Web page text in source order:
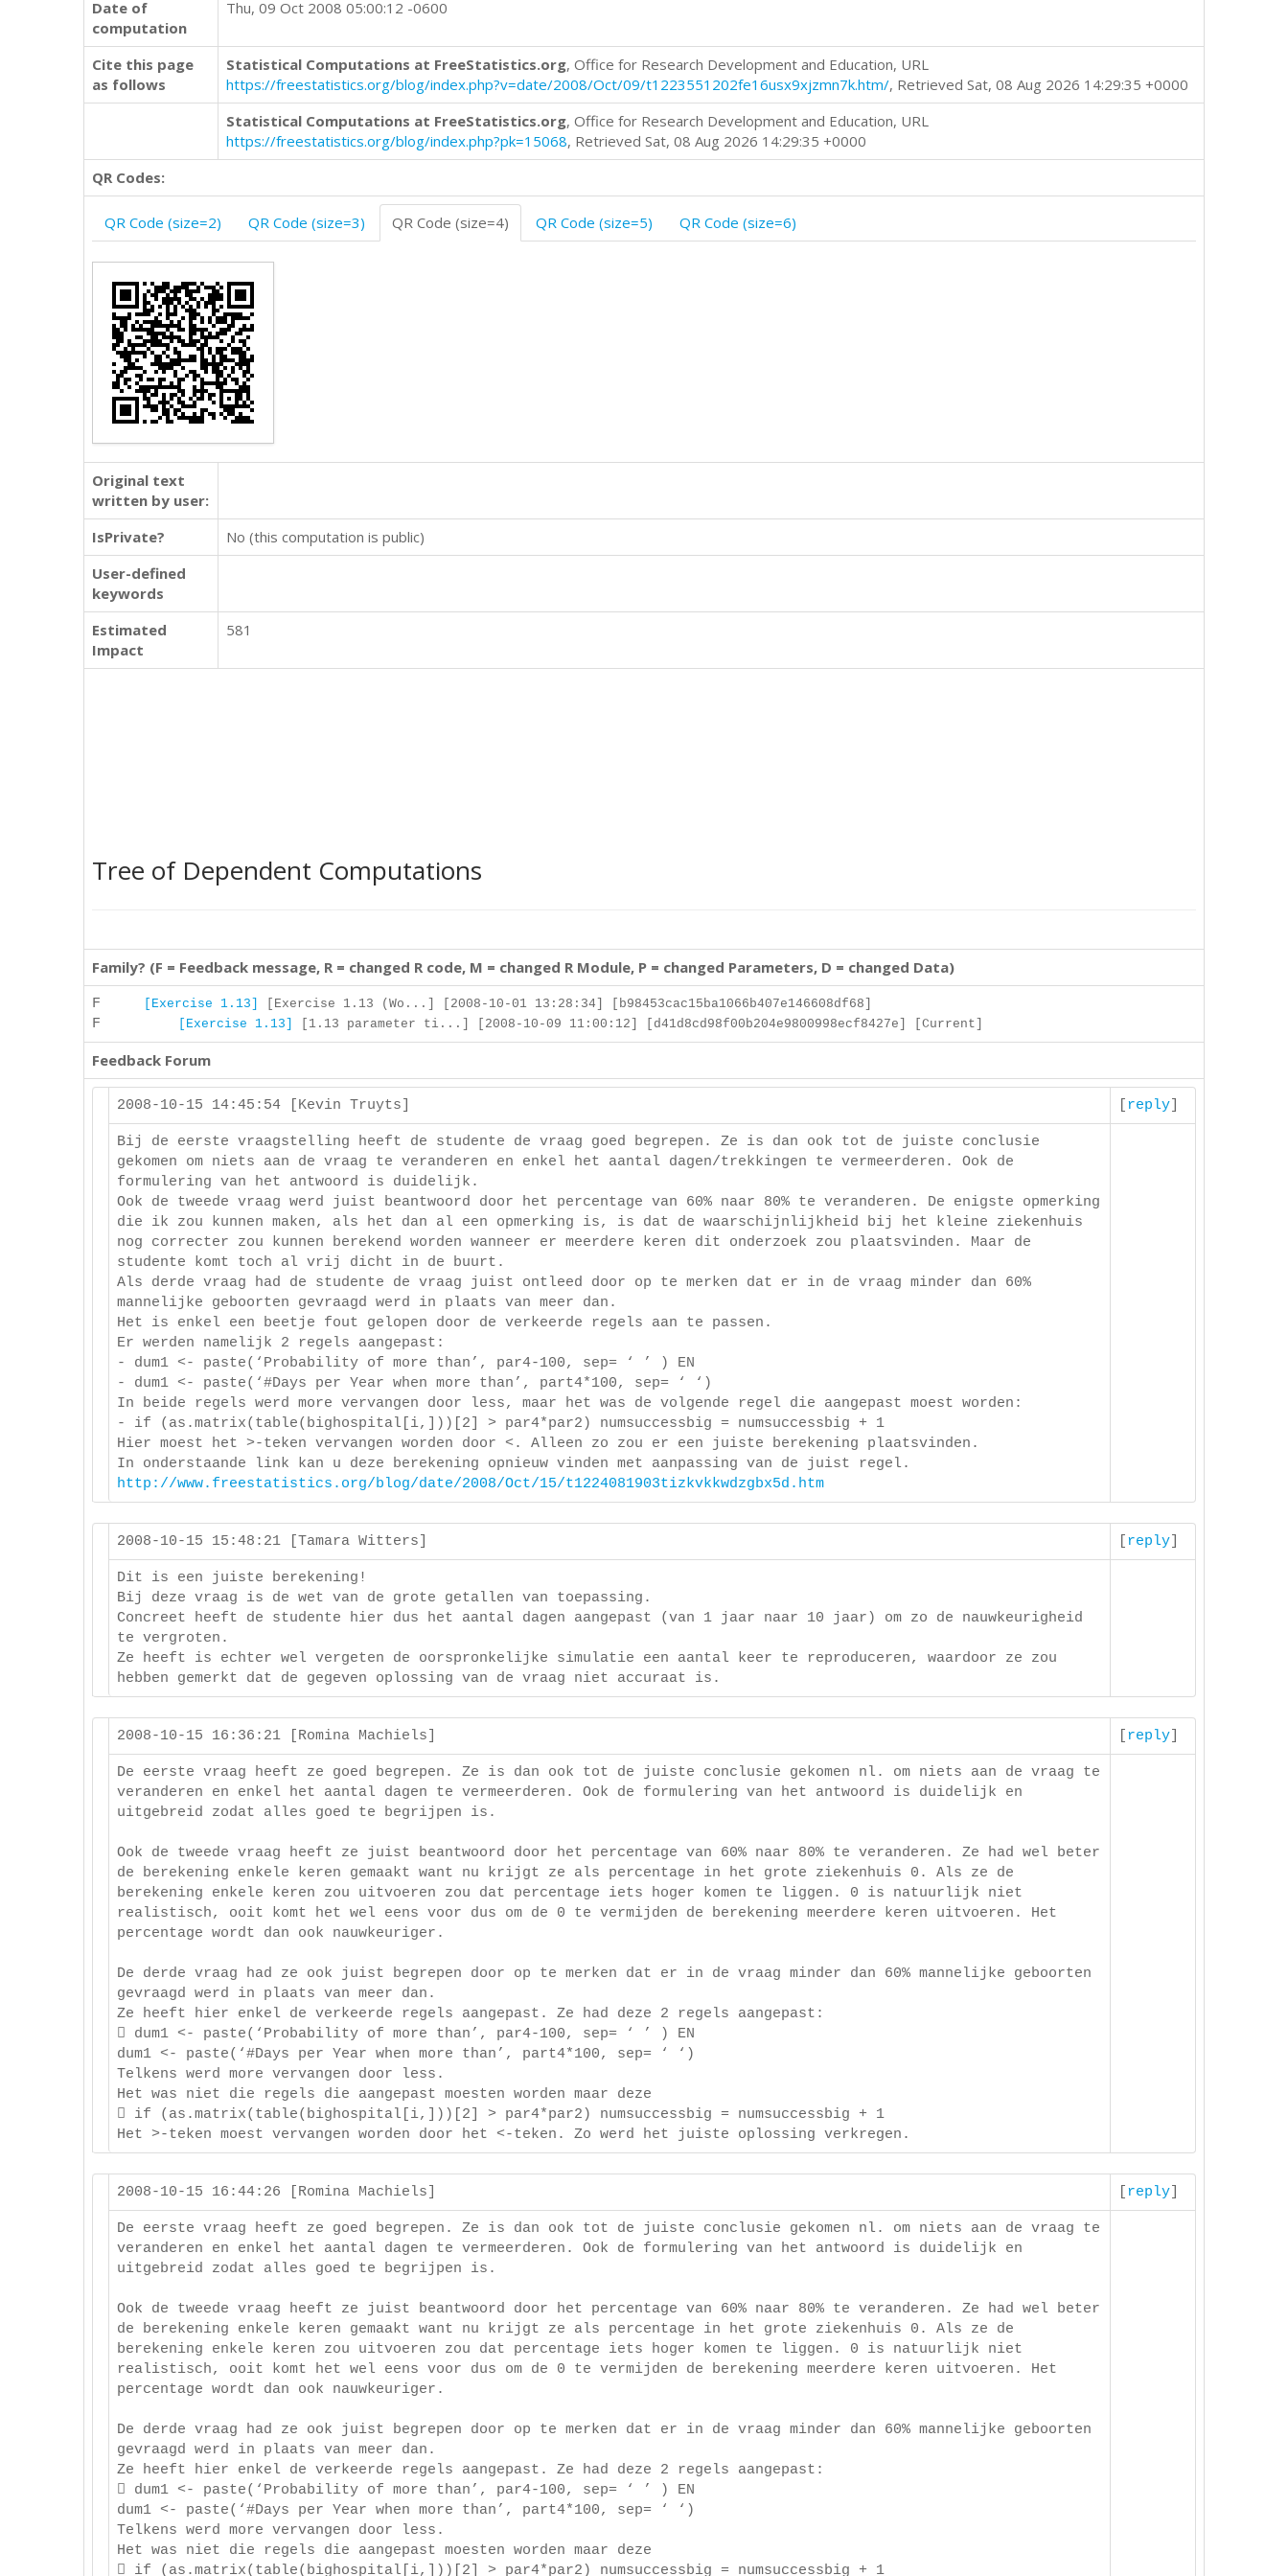
Date of
computation
Thu, 09 Oct 2008 05:00:12 -0600
Cite this page
as follows
Statistical Computations at FreeStatistics.org, Office for Research Development and Education, URL
https://freestatistics.org/blog/index.php?v=date/2008/Oct/09/t1223551202fe16usx9xjzmn7k.htm/, Retrieved Sat, 08 Aug 2026 14:29:35 +0000
Statistical Computations at FreeStatistics.org, Office for Research Development and Education, URL
https://freestatistics.org/blog/index.php?pk=15068, Retrieved Sat, 08 Aug 2026 14:29:35 +0000
QR Codes:
QR Code (size=2) QR Code (size=3) QR Code (size=4) QR Code (size=5) QR Code (size=6)
Original text
written by user:
IsPrivate?
No (this computation is public)
User-defined
keywords
Estimated
Impact
581
Tree of Dependent Computations
Family? (F = Feedback message, R = changed R code, M = changed R Module, P = changed Parameters, D = changed Data)
F [Exercise 1.13] [Exercise 1.13 (Wo...] [2008-10-01 13:28:34] [b98453cac15ba1066b407e146608df68]
F [Exercise 1.13] [1.13 parameter ti...] [2008-10-09 11:00:12] [d41d8cd98f00b204e9800998ecf8427e] [Current]
Feedback Forum
2008-10-15 14:45:54 [Kevin Truyts] reply
Bij de eerste vraagstelling heeft de studente de vraag goed begrepen. Ze is dan ook tot de juiste conclusie
gekomen om niets aan de vraag te veranderen en enkel het aantal dagen/trekkingen te vermeerderen. Ook de
formulering van het antwoord is duidelijk.
Ook de tweede vraag werd juist beantwoord door het percentage van 60% naar 80% te veranderen. De enigste opmerking
die ik zou kunnen maken, als het dan al een opmerking is, is dat de waarschijnlijkheid bij het kleine ziekenhuis
nog correcter zou kunnen berekend worden wanneer er meerdere keren dit onderzoek zou plaatsvinden. Maar de
studente komt toch al vrij dicht in de buurt.
Als derde vraag had de studente de vraag juist ontleed door op te merken dat er in de vraag minder dan 60%
mannelijke geboorten gevraagd werd in plaats van meer dan.
Het is enkel een beetje fout gelopen door de verkeerde regels aan te passen.
Er werden namelijk 2 regels aangepast:
- dum1 <- paste(‘Probability of more than’, par4-100, sep= ‘ ’ ) EN
- dum1 <- paste(‘#Days per Year when more than’, part4*100, sep= ‘ ‘)
In beide regels werd more vervangen door less, maar het was de volgende regel die aangepast moest worden:
- if (as.matrix(table(bighospital[i,]))[2] > par4*par2) numsuccessbig = numsuccessbig + 1
Hier moest het >-teken vervangen worden door <. Alleen zo zou er een juiste berekening plaatsvinden.
In onderstaande link kan u deze berekening opnieuw vinden met aanpassing van de juist regel.
http://www.freestatistics.org/blog/date/2008/Oct/15/t1224081903tizkvkkwdzgbx5d.htm
2008-10-15 15:48:21 [Tamara Witters] reply
Dit is een juiste berekening!
Bij deze vraag is de wet van de grote getallen van toepassing.
Concreet heeft de studente hier dus het aantal dagen aangepast (van 1 jaar naar 10 jaar) om zo de nauwkeurigheid
te vergroten.
Ze heeft is echter wel vergeten de oorspronkelijke simulatie een aantal keer te reproduceren, waardoor ze zou
hebben gemerkt dat de gegeven oplossing van de vraag niet accuraat is.
2008-10-15 16:36:21 [Romina Machiels] reply
De eerste vraag heeft ze goed begrepen. Ze is dan ook tot de juiste conclusie gekomen nl. om niets aan de vraag te
veranderen en enkel het aantal dagen te vermeerderen. Ook de formulering van het antwoord is duidelijk en
uitgebreid zodat alles goed te begrijpen is.
Ook de tweede vraag heeft ze juist beantwoord door het percentage van 60% naar 80% te veranderen. Ze had wel beter
de berekening enkele keren gemaakt want nu krijgt ze als percentage in het grote ziekenhuis 0. Als ze de
berekening enkele keren zou uitvoeren zou dat percentage iets hoger komen te liggen. 0 is natuurlijk niet
realistisch, ooit komt het wel eens voor dus om de 0 te vermijden de berekening meerdere keren uitvoeren. Het
percentage wordt dan ook nauwkeuriger.
De derde vraag had ze ook juist begrepen door op te merken dat er in de vraag minder dan 60% mannelijke geboorten
gevraagd werd in plaats van meer dan.
Ze heeft hier enkel de verkeerde regels aangepast. Ze had deze 2 regels aangepast:
 dum1 <- paste(‘Probability of more than’, par4-100, sep= ‘ ’ ) EN
dum1 <- paste(‘#Days per Year when more than’, part4*100, sep= ‘ ‘)
Telkens werd more vervangen door less.
Het was niet die regels die aangepast moesten worden maar deze
 if (as.matrix(table(bighospital[i,]))[2] > par4*par2) numsuccessbig = numsuccessbig + 1
Het >-teken moest vervangen worden door het <-teken. Zo werd het juiste oplossing verkregen.
2008-10-15 16:44:26 [Romina Machiels] reply
De eerste vraag heeft ze goed begrepen. Ze is dan ook tot de juiste conclusie gekomen nl. om niets aan de vraag te
veranderen en enkel het aantal dagen te vermeerderen. Ook de formulering van het antwoord is duidelijk en
uitgebreid zodat alles goed te begrijpen is.
Ook de tweede vraag heeft ze juist beantwoord door het percentage van 60% naar 80% te veranderen. Ze had wel beter
de berekening enkele keren gemaakt want nu krijgt ze als percentage in het grote ziekenhuis 0. Als ze de
berekening enkele keren zou uitvoeren zou dat percentage iets hoger komen te liggen. 0 is natuurlijk niet
realistisch, ooit komt het wel eens voor dus om de 0 te vermijden de berekening meerdere keren uitvoeren. Het
percentage wordt dan ook nauwkeuriger.
De derde vraag had ze ook juist begrepen door op te merken dat er in de vraag minder dan 60% mannelijke geboorten
gevraagd werd in plaats van meer dan.
Ze heeft hier enkel de verkeerde regels aangepast. Ze had deze 2 regels aangepast:
 dum1 <- paste(‘Probability of more than’, par4-100, sep= ‘ ’ ) EN
dum1 <- paste(‘#Days per Year when more than’, part4*100, sep= ‘ ‘)
Telkens werd more vervangen door less.
Het was niet die regels die aangepast moesten worden maar deze
 if (as.matrix(table(bighospital[i,]))[2] > par4*par2) numsuccessbig = numsuccessbig + 1